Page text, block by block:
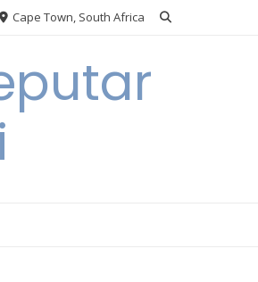
Cape Town, South Africa